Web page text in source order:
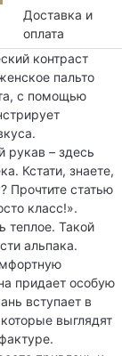
Доставка и
оплата
контраст
пальто
с помощью
рукав – здесь
Кстати, знаете,
Прочтите статью
класс!».
теплое. Такой
альпака.
придает особую
вступает в
выглядят